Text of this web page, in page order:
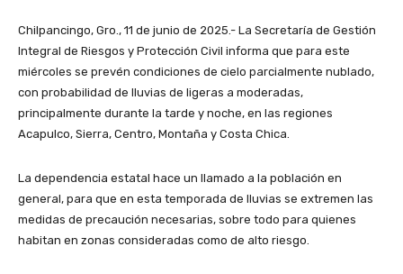
Chilpancingo, Gro., 11 de junio de 2025.- La Secretaría de Gestión
Integral de Riesgos y Protección Civil informa que para este
miércoles se prevén condiciones de cielo parcialmente nublado,
con probabilidad de lluvias de ligeras a moderadas,
principalmente durante la tarde y noche, en las regiones
Acapulco, Sierra, Centro, Montaña y Costa Chica.
La dependencia estatal hace un llamado a la población en
general, para que en esta temporada de lluvias se extremen las
medidas de precaución necesarias, sobre todo para quienes
habitan en zonas consideradas como de alto riesgo.